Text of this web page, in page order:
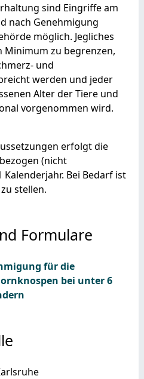
sind Eingriffe am
nach Genehmigung
möglich. Jegliches
Minimum zu begrenzen,
und
werden und jeder
Alter der Tiere und
vorgenommen wird.
erfolgt die
(nicht
Bei Bedarf ist
stellen.
Formulare
für die
bei unter 6